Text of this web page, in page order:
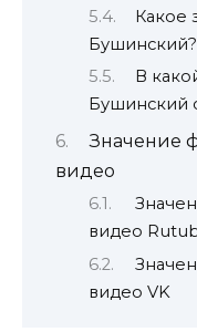
Какое
Бушинский?
В
Бушинский
Значение
видео
видео
видео VK